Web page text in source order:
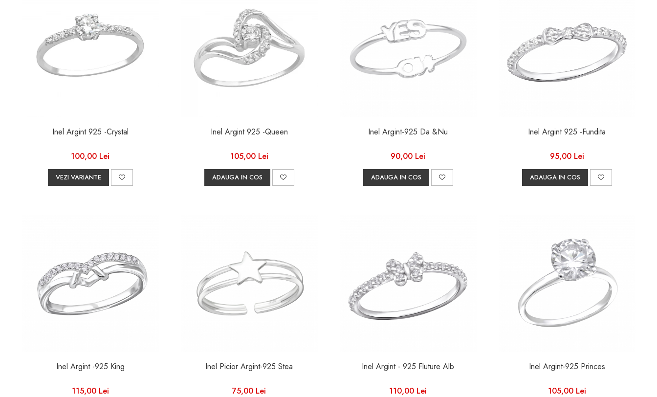
Inel Argint 925 -Crystal
100,00 Lei
VEZI VARIANTE
Inel Argint 925 -Queen
105,00 Lei
ADAUGA IN COS
Inel Argint-925 Da &Nu
90,00 Lei
ADAUGA IN COS
Inel Argint 925 -Fundita
95,00 Lei
ADAUGA IN COS
Inel Argint -925 King
115,00 Lei
Inel Picior Argint-925 Stea
75,00 Lei
Inel Argint - 925 Fluture Alb
110,00 Lei
Inel Argint-925 Princes
105,00 Lei